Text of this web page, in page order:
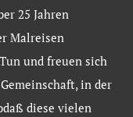
25 Jahren
Malreisen
und freuen sich
in der
diese vielen